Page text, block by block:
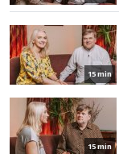
15 min
15 min